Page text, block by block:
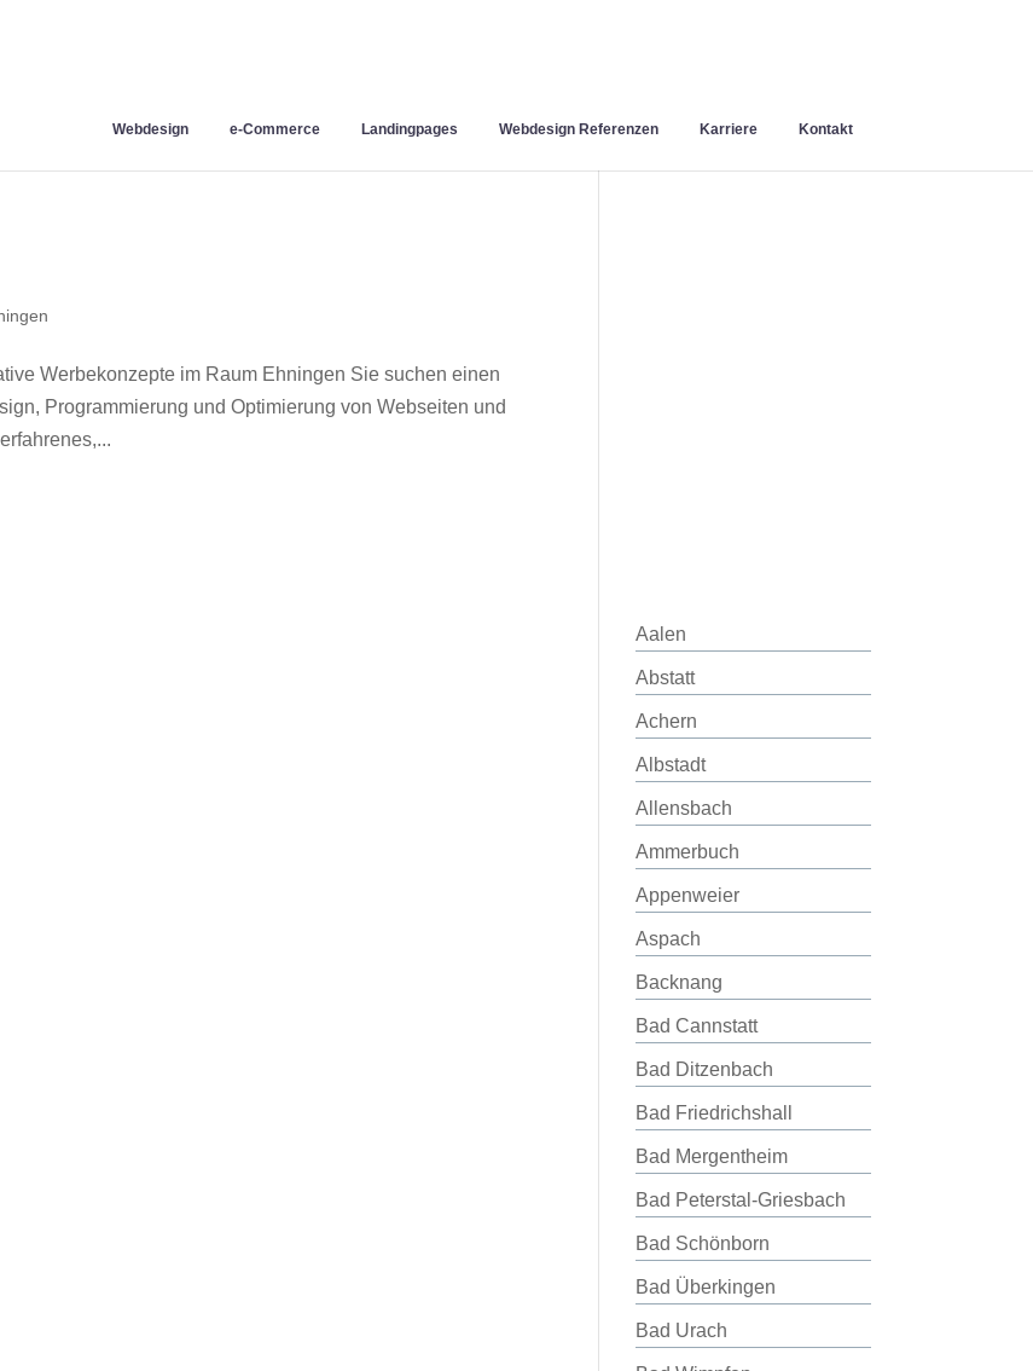
Webdesign e-Commerce Landingpages Webdesign Referenzen Karriere Kontakt
Werbekonzepte im Raum Ehningen Sie suchen einen
Programmierung und Optimierung von Webseiten und
Aalen
Abstatt
Achern
Albstadt
Allensbach
Ammerbuch
Appenweier
Aspach
Backnang
Bad Cannstatt
Bad Ditzenbach
Bad Friedrichshall
Bad Mergentheim
Bad Peterstal-Griesbach
Bad Schönborn
Bad Überkingen
Bad Urach